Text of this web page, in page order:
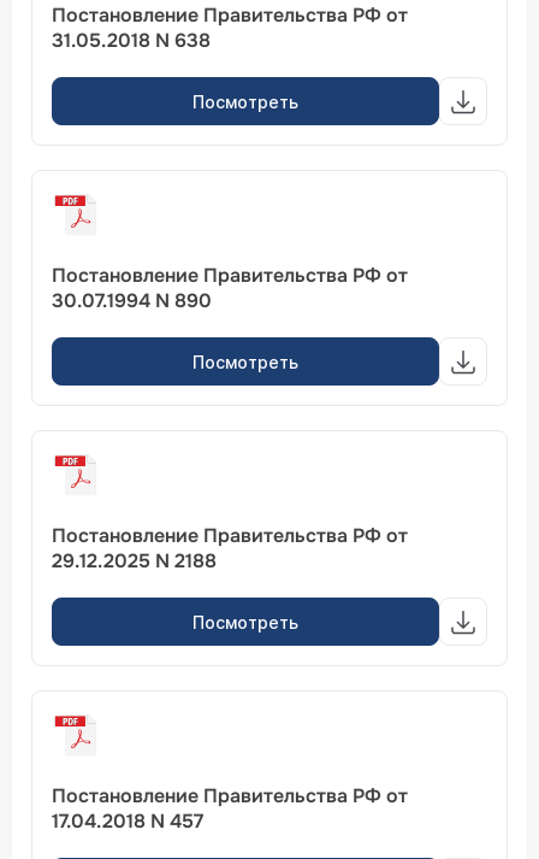
Постановление Правительства РФ от
31.05.2018 N 638
Посмотреть
Постановление Правительства РФ от
30.07.1994 N 890
Посмотреть
Постановление Правительства РФ от
29.12.2025 N 2188
Посмотреть
Постановление Правительства РФ от
17.04.2018 N 457